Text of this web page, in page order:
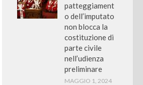
patteggiament
o dell’imputato
non blocca la
costituzione di
parte civile
nell’udienza
preliminare
MAGGIO 1, 2024